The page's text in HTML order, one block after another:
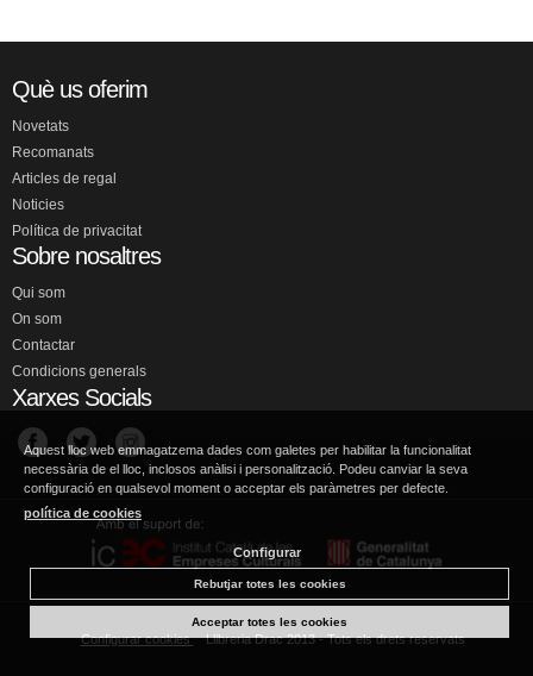
Què us oferim
Novetats
Recomanats
Articles de regal
Noticies
Política de privacitat
Sobre nosaltres
Qui som
On som
Contactar
Condicions generals
Xarxes Socials
Configurar cookies Llibreria Drac 2013 - Tots els drets reservats
Aquest lloc web emmagatzema dades com galetes per habilitar la funcionalitat
necessària de el lloc, inclosos anàlisi i personalització. Podeu canviar la seva
configuració en qualsevol moment o acceptar els paràmetres per defecte.
política de cookies
Configurar
Rebutjar totes les cookies
Acceptar totes les cookies